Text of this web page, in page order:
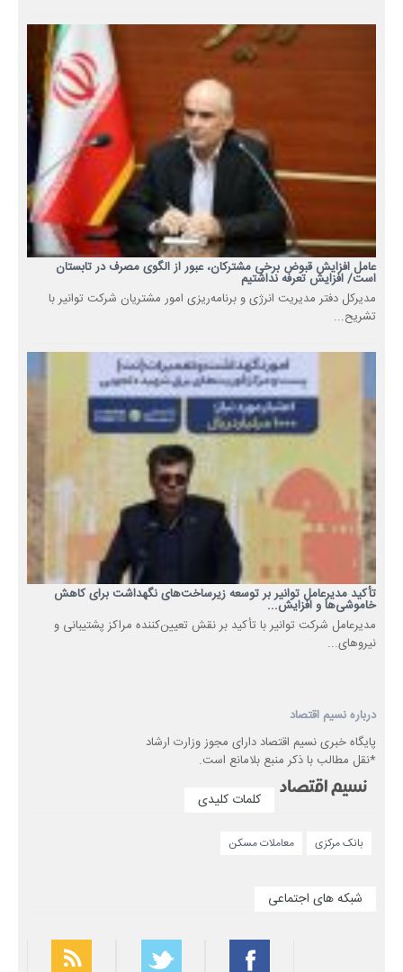
عامل افزایش قبوض برخی مشترکان، عبور از الگوی مصرف در تابستان
است/ افزایش تعرفه نداشتیم
مدیرکل دفتر مدیریت انرژی و برنامه‌ریزی امور مشتریان شرکت توانیر با
تشریح...
تأکید مدیرعامل توانیر بر توسعه زیرساخت‌های نگهداشت برای کاهش
خاموشی‌ها و افزایش...
مدیرعامل شرکت توانیر با تأکید بر نقش تعیین‌کننده مراکز پشتیبانی و
نیروهای...
درباره نسیم اقتصاد
پایگاه خبری نسیم اقتصاد دارای مجوز وزارت ارشاد
*نقل مطالب با ذکر منبع بلامانع است.
کلمات کلیدی
بانک مرکزی معاملات مسکن
شبکه های اجتماعی